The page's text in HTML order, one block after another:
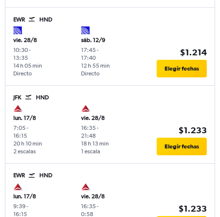
EWR HND
vie. 28/8
10:30-
13:35
Directo
14 h 05 min
sáb. 12/9
17:45-
17:40
Directo
12 h 55 min
$1.214
Elegir fechas
JFK HND
lun. 17/8
7:05-
16:15
2 escalas
20 h 10 min
vie. 28/8
16:35-
21:48
1 escala
18 h 13 min
$1.233
Elegir fechas
EWR HND
lun. 17/8
9:39-
16:15
vie. 28/8
16:35-
0:58
$1.233